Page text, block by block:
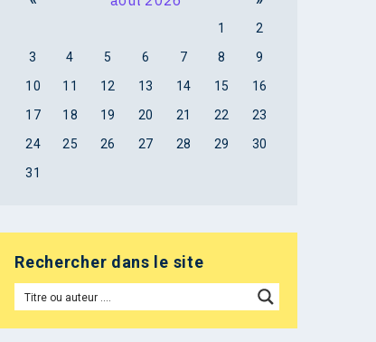
1
2
3
4 5 6 7 8
9
10
11 12 13 14 15
16
17
18 19 20 21 22
23
24
25 26 27 28 29
30
31
Rechercher dans le site